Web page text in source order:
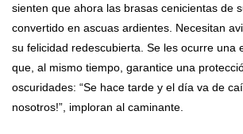
sienten que ahora las brasas cenicientas de
convertido en ascuas ardientes. Necesitan
su felicidad redescubierta. Se les ocurre una
que, al mismo tiempo, garantice una
oscuridades: “Se hace tarde y el día va de
nosotros!”, imploran al caminante.